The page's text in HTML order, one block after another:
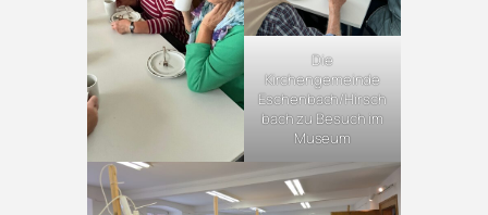
Die
Kirchengemeinde
Eschenbach/Hirsch
bach zu Besuch im
Museum